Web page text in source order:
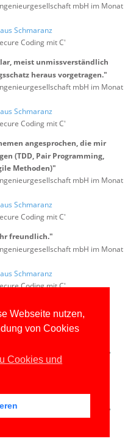
Webseite nutzen,
von Cookies
Cookies und
mbH im Monat
Schmaranz
Coding mit C'
meist unmissverständlich
heraus vorgetragen."
mbH im Monat
Schmaranz
Coding mit C'
angesprochen, die mir
(TDD, Pair Programming,
Methoden)"
mbH im Monat
Schmaranz
Coding mit C'
freundlich."
mbH im Monat
Schmaranz
Coding mit C'
GmbH im Monat 2/2026
Core WebAPI und Blazor'
Core WebAPI und Blazor'